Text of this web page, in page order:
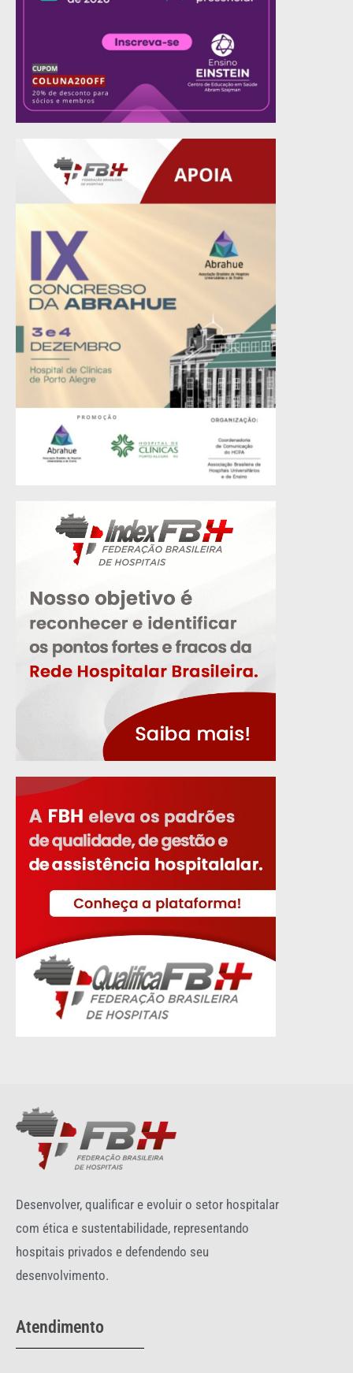
Desenvolver, qualificar e evoluir o setor hospitalar
com ética e sustentabilidade, representando
hospitais privados e defendendo seu
desenvolvimento.
Atendimento